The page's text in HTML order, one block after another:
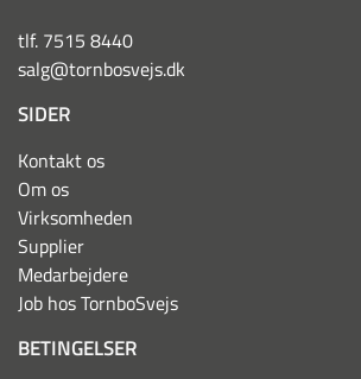
tlf. 7515 8440
salg@tornbosvejs.dk
SIDER
Kontakt os
Om os
Virksomheden
Supplier
Medarbejdere
Job hos TornboSvejs
BETINGELSER